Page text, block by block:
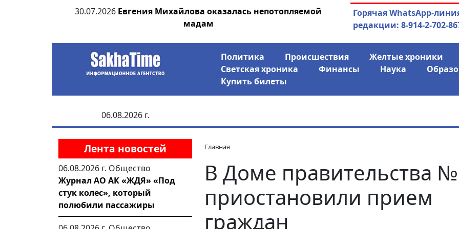
30.07.2026 Евгения Михайлова оказалась непотопляемой
мадам
30.07.2026 Экс-спикер
совладельцем
Горячая WhatsApp-
редакции: 8-914-2-702-
Политика Происшествия Желтые хроники
Светская хроника
Финансы Наука
Купить билеты
06.08.2026 г.
Лента новостей
06.08.2026 г. Общество
Журнал АО АК «ЖДЯ» «Под
стук колес», который
полюбили пассажиры
Главная
В Доме правительства
приостановили прием
граждан